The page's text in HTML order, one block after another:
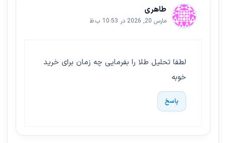
طاهری
مارس 20, 2026 در 10:53 ب.ظ
لطفا تحلیل طلا را بفرمایی چه زمان برای خرید
خوبه
پاسخ